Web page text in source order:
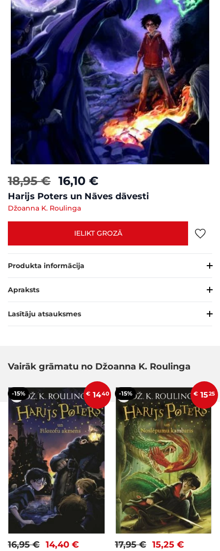
18,95 € 16,10 €
Harijs Poters un Nāves dāvesti
Džoanna K. Roulinga
IELIKT GROZĀ
Produkta informācija
Apraksts
Lasītāju atsauksmes
Vairāk grāmatu no Džoanna K. Roulinga
-15% € 1440
14,40 €
16,95 €
-15% € 1525
15,25 €
17,95 €